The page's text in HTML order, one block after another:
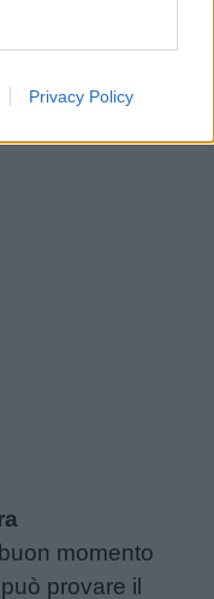
Privacy Policy
momento
provare il